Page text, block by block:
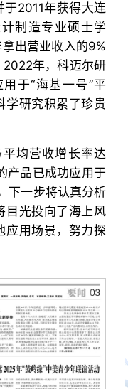
2011年获得大连
制造专业硕士学
出营业收入的9%
年，科迈尔研
于“海基一号”平
学研究积累了珍贵
均营收增长率达
产品已成功应用于
下一步将认真分析
目光投向了海上风
应用场景，努力探